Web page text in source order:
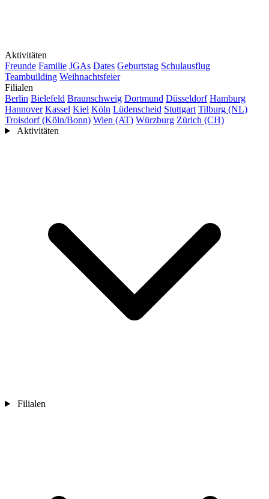
Aktivitäten
Freunde Familie JGAs Dates Geburtstag Schulausflug
Teambuilding Weihnachtsfeier
Filialen
Berlin Bielefeld Braunschweig Dortmund Düsseldorf Hamburg
Hannover Kassel Kiel Köln Lüdenscheid Stuttgart Tilburg (NL)
Troisdorf (Köln/Bonn) Wien (AT) Würzburg Zürich (CH)
Aktivitäten
Filialen